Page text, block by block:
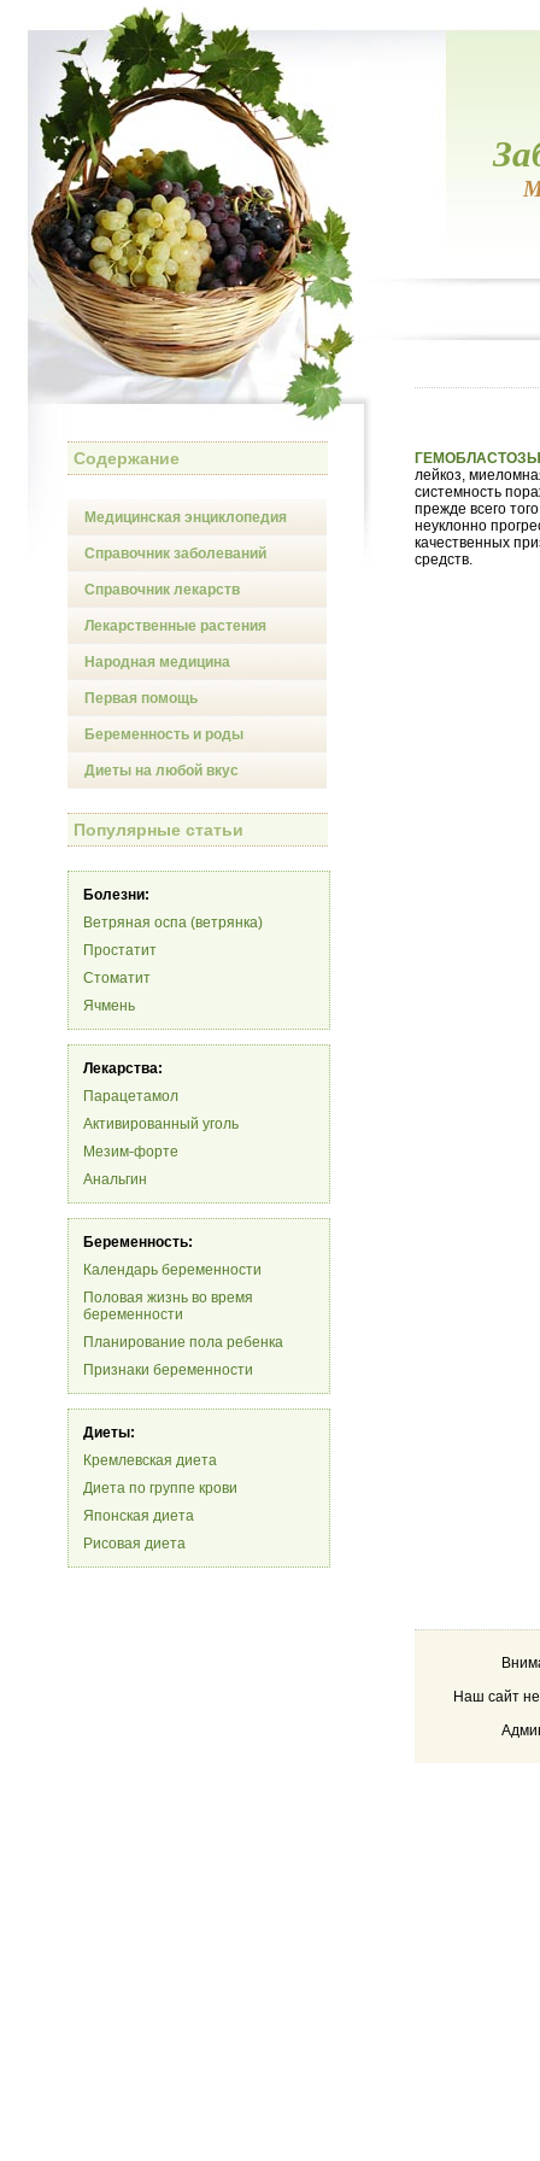
Содержание
Медицинская энциклопедия
Справочник заболеваний
Справочник лекарств
Лекарственные растения
Народная медицина
Первая помощь
Беременность и роды
Диеты на любой вкус
Популярные статьи
Болезни:
Ветряная оспа (ветрянка)
Простатит
Стоматит
Ячмень
Лекарства:
Парацетамол
Активированный уголь
Мезим-форте
Анальгин
Беременность:
Календарь беременности
Половая жизнь во время
беременности
Планирование пола ребенка
Признаки беременности
Диеты:
Кремлевская диета
Диета по группе крови
Японская диета
Рисовая диета
ГЕМОБЛАСТОЗЫ
лейкоз,
системность
прежде всего
неуклонно
качественных
средств.
Наш сайт